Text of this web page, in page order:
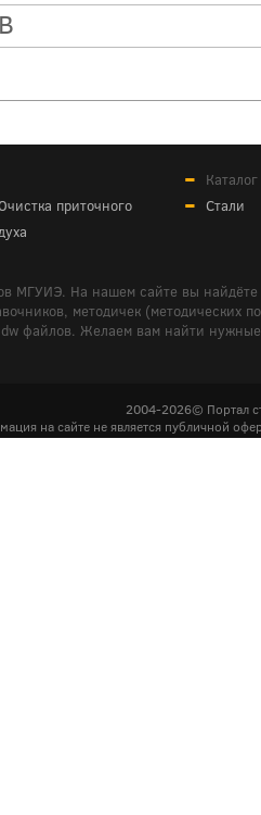
приточного
Стали
МГУИЭ. На нашем сайте вы
методичек (методических
файлов. Желаем вам найти
2004-2026© Портал
на сайте не является публичной